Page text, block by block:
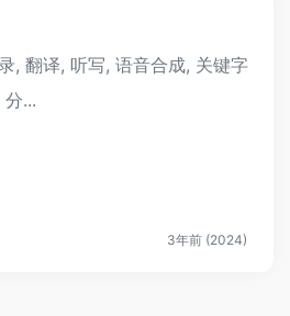
, 翻译, 听写, 语音合成, 关键字
...
3年前 (2024)